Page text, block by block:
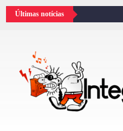
Últimas notícias